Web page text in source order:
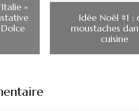
»
Idée Noël #1 :
moustaches
cuisine